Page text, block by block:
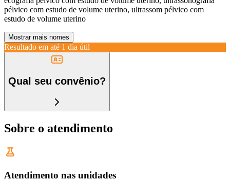
pélvico com estudo de volume uterino, ultrassom pélvico com
estudo de volume uterino
Mostrar mais nomes
Resultado em até 1 dia útil
Qual seu convênio?
Sobre o atendimento
Atendimento nas unidades